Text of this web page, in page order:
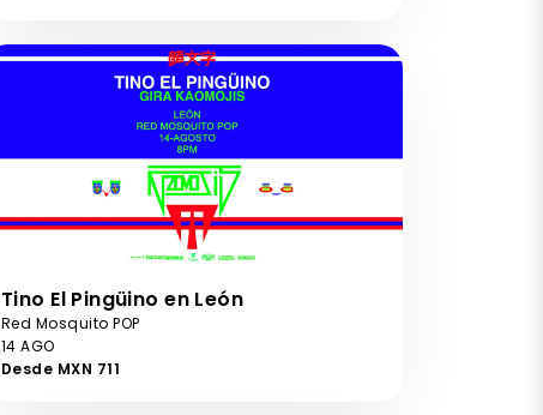
Tino El Pingüino en León
Red Mosquito POP
14 AGO
Desde MXN 711